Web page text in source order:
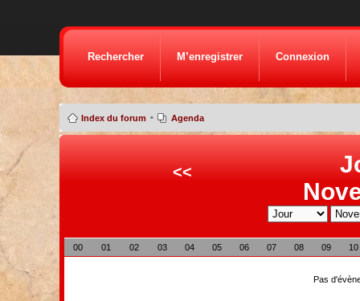
Rechercher M’enregistrer Connexion
Index du forum • Agenda
<<
00 01 02 03 04 05 06 07 08 09 10
Pas